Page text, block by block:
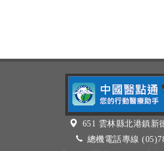
651 雲林縣北港鎮新
總機電話專線